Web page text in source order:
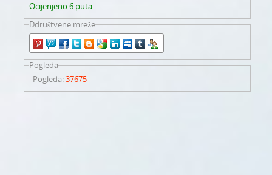
Ocijenjeno 6 puta
Ddruštvene mreže
Pogleda
Pogleda:37675